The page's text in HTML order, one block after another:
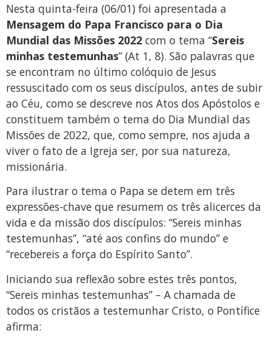
Nesta quinta-feira (06/01) foi apresentada a
Mensagem do Papa Francisco para o Dia
Mundial das Missões 2022 com o tema “Sereis
minhas testemunhas” (At 1, 8). São palavras que
se encontram no último colóquio de Jesus
ressuscitado com os seus discípulos, antes de subir
ao Céu, como se descreve nos Atos dos Apóstolos e
constituem também o tema do Dia Mundial das
Missões de 2022, que, como sempre, nos ajuda a
viver o fato de a Igreja ser, por sua natureza,
missionária.
Para ilustrar o tema o Papa se detem em três
expressões-chave que resumem os três alicerces da
vida e da missão dos discípulos: “Sereis minhas
testemunhas”, “até aos confins do mundo” e
“recebereis a força do Espírito Santo”.
Iniciando sua reflexão sobre estes três pontos,
“Sereis minhas testemunhas” – A chamada de
todos os cristãos a testemunhar Cristo, o Pontífice
afirma: